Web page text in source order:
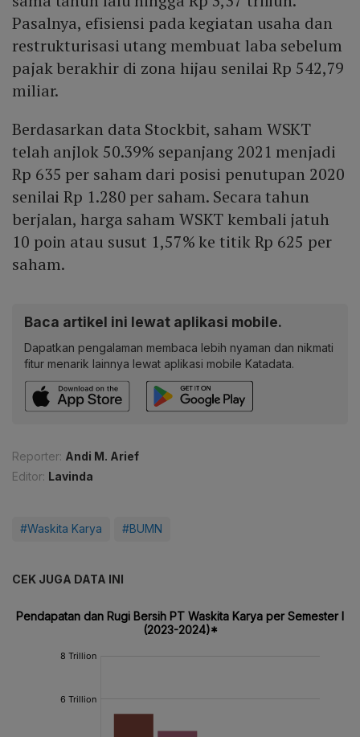
Pasalnya, efisiensi pada kegiatan usaha dan
restrukturisasi utang membuat laba sebelum
pajak berakhir di zona hijau senilai Rp 542,79
miliar.
Berdasarkan data Stockbit, saham WSKT
telah anjlok 50.39% sepanjang 2021 menjadi
Rp 635 per saham dari posisi penutupan 2020
senilai Rp 1.280 per saham. Secara tahun
berjalan, harga saham WSKT kembali jatuh
10 poin atau susut 1,57% ke titik Rp 625 per
saham.
Baca artikel ini lewat aplikasi mobile.
Dapatkan pengalaman membaca lebih nyaman dan nikmati
fitur menarik lainnya lewat aplikasi mobile Katadata.
Reporter: Andi M. Arief
Editor: Lavinda
#Waskita Karya #BUMN
CEK JUGA DATA INI